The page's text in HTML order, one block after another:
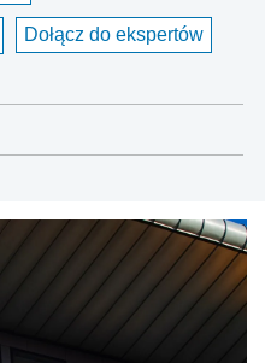
Dołącz do ekspertów